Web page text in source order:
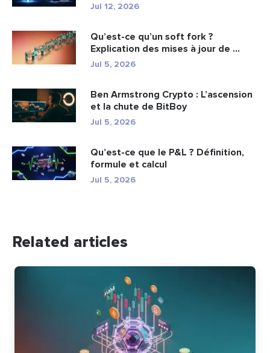
Jul 12, 2026
Qu’est-ce qu’un soft fork ?
Explication des mises à jour de ...
Jul 5, 2026
Ben Armstrong Crypto : L’ascension
et la chute de BitBoy
Jul 5, 2026
Qu’est-ce que le P&L ? Définition,
formule et calcul
Jul 5, 2026
Related articles